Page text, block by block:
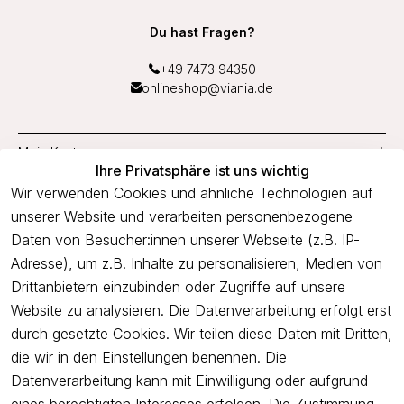
Ihre Privatsphäre ist uns wichtig
Wir verwenden Cookies und ähnliche Technologien auf
unserer Website und verarbeiten personenbezogene
Daten von Besucher:innen unserer Webseite (z.B. IP-
Adresse), um z.B. Inhalte zu personalisieren, Medien von
Drittanbietern einzubinden oder Zugriffe auf unsere
Website zu analysieren. Die Datenverarbeitung erfolgt erst
durch gesetzte Cookies. Wir teilen diese Daten mit Dritten,
die wir in den Einstellungen benennen. Die
Datenverarbeitung kann mit Einwilligung oder aufgrund
Du hast Fragen?
+49 7473 94350
onlineshop@viania.de
Mein Konto
Service
Unternehmen
Newsletter
Freue dich über 5€ Rabatt bei deiner nächsten Bestellung und
profitiere von Angeboten.